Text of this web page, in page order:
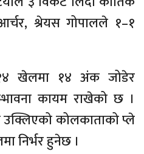
श्रेयस गोपालले १–१
खेलमा १४ अंक जोडेर
कायम राखेको छ ।
उक्लिएको कोलकाताको प्ले
निर्भर हुनेछ ।